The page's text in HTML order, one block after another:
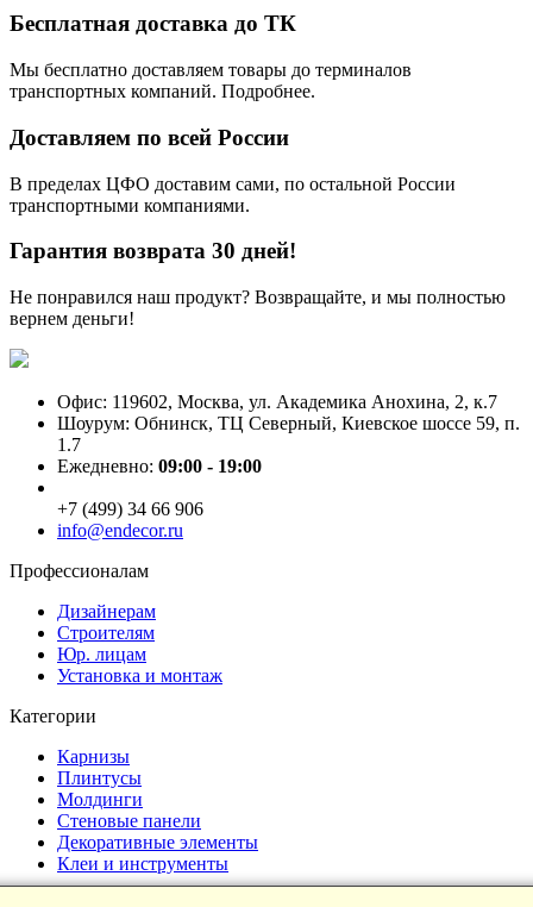
Бесплатная доставка до ТК
Мы бесплатно доставляем товары до терминалов
транспортных компаний. Подробнее.
Доставляем по всей России
В пределах ЦФО доставим сами, по остальной России
транспортными компаниями.
Гарантия возврата 30 дней!
Не понравился наш продукт? Возвращайте, и мы полностью
вернем деньги!
Офис: 119602, Москва, ул. Академика Анохина, 2, к.7
Шоурум: Обнинск, ТЦ Северный, Киевское шоссе 59, п.
1.7
Ежедневно: 09:00 - 19:00
+7 (499) 34 66 906
info@endecor.ru
Профессионалам
Дизайнерам
Строителям
Юр. лицам
Установка и монтаж
Категории
Карнизы
Плинтусы
Молдинги
Стеновые панели
Декоративные элементы
Клеи и инструменты